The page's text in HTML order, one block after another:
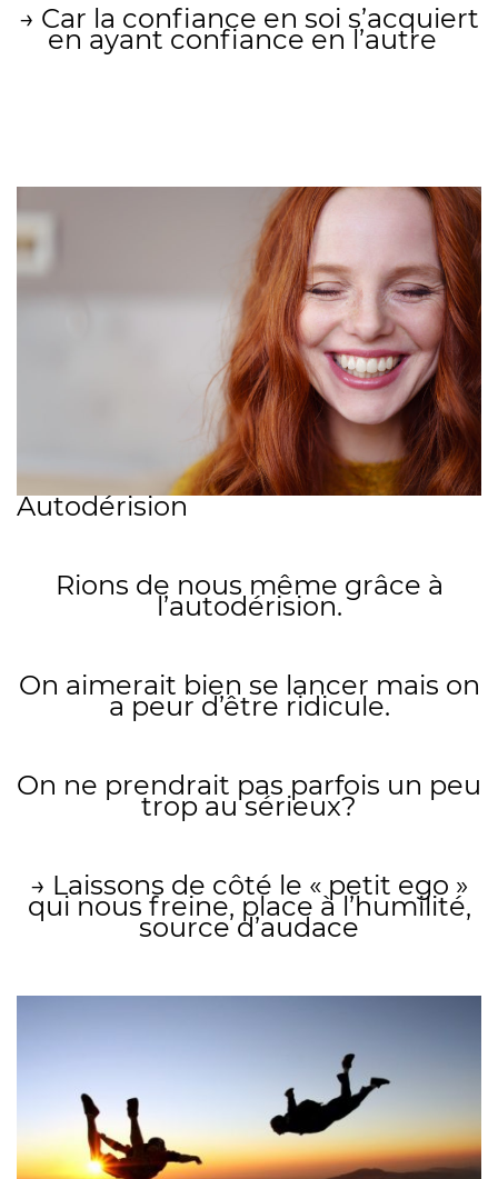
→ Car la confiance en soi s’acquiert
en ayant confiance en l’autre
Autodérision
Rions de nous même grâce à
l’autodérision.
On aimerait bien se lancer mais on
a peur d’être ridicule.
On ne prendrait pas parfois un peu
trop au sérieux?
→ Laissons de côté le « petit ego »
qui nous freine, place à l’humilité,
source d’audace